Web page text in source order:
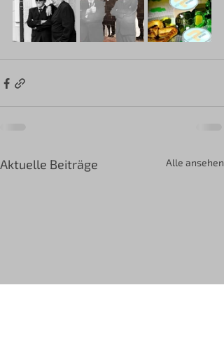
Aktuelle Beiträge Alle ansehen